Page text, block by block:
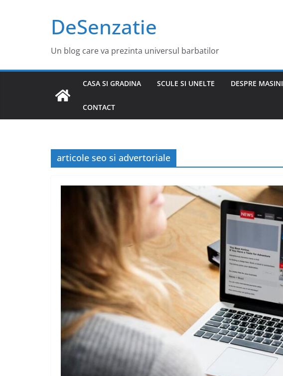
DeSenzatie
Un blog care va prezinta universul barbatilor
CASA SI GRADINA SCULE SI UNELTE DESPRE MASINI
CONTACT
articole seo si advertoriale
CASA SI GRADINA
Care sunt avantajele
caselor din lemn?